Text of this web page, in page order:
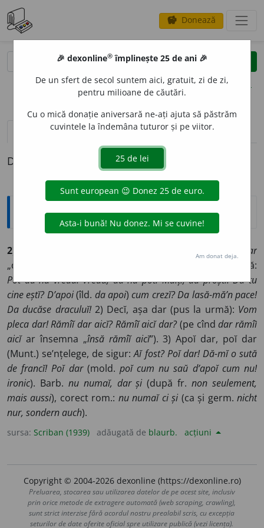
savings Donează
clear
opțiuni
definiții (1) pronunțievolume_up (50)
Definiția cu ID-ul 576458:
Explicative DEX
2) dar
dar
„dar”, dial. „cel puțin”,
). 1) Însă:
Pot da nu vreaŭ. Vreaŭ, da nu pot. Mulțĭ, da proștĭ. Da tu
cine eștĭ? D’apoi(îld. da apoi)cum crezĭ? Da lasă-mă’n pace!
Da ducăse draculuĭ!2) Decĭ, așa dar (pus la urmă): Vom
pleca dar! Rămîĭ dar aicĭ? Rămîĭ aicĭ dar? (pe cînddar rămîĭ
aicĭar însemna „însă rămîĭ aicĭ”). 3) Apoĭ dar, poĭ dar
(Munt.) se’nțelege, de sigur:Aĭ fost? Poĭ dar! Dă-mĭ o sută
de francĭ! Poĭ dar(mold. poĭ cum nu saŭ d’apoĭ cum nu!
ironic). Barb. nu numaĭ, dar și (după fr.non seulement,
mais aussi), corect rom.: nu numaĭ ci și (ca și germ.nicht
nur, sondern auch).
sursa: Scriban (1939) adăugată de blaurb. acțiuni
Copyright © 2004-2026 dexonline (https://dexonline.ro)
Preluarea, stocarea sau utilizarea datelor de pe acest site, inclusiv
prin orice metode de extragere automată (web scraping, crawling),
sunt strict interzise fără acordul nostru prealabil scris, cu excepția
seturilor de date oferite oficial spre utilizare publică (vezi licența).
🎉 dexonline® împlinește 25 de ani 🎉
De un sfert de secol suntem aici, gratuit, zi de zi,
pentru milioane de căutări.
Cu o mică donație aniversară ne-ați ajuta să păstrăm
cuvintele la îndemâna tuturor și pe viitor.
Am donat deja.